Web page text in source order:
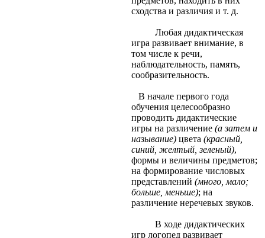
сходства и различия и т. д.
Любая дидактическая
игра развивает внимание, в
том числе к речи,
наблюдательность, память,
сообразительность.
В начале первого года
обучения целесообразно
проводить дидактические
игры на различение (а затем и
называние)цвета (красный,
синий, желтый, зеленый),
формы и величины предметов;
на формирование числовых
представлений (много, мало;
больше, меньше); на
различение неречевых звуков.
В ходе дидактических
игр логопед развивает